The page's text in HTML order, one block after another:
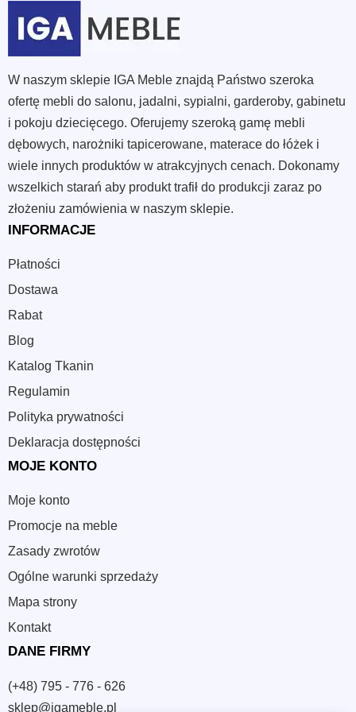
Lekka linia
pomaga optycznie odciążyć kuchnię, jadalnię
lub salon.
Wyprofilowane siedzisko
posiłków i rozmów przy stole.
Neutralny stylpasuje do wnętrz skandynawskich,
japandi, nowoczesnych i klasycznych.
Łatwa aranżacjapozwala zestawiać krzesła z drewnem,
jasnymi ścianami i spokojnymi tkaninami.
Jak wybrać Krzesła skandynawskie?
Najpierw dopasuj krzesło do stołu, nie tylko do koloru wnętrza.
przeszkadzać przy wsuwaniu mebla pod blat.
Zwróć uwagę na podstawę
Myśl zestawem
oświetleniem i przechowywaniem.
Krzesła skandynawskie wybiera się dla spokoju formy, wygody
i łatwego komponowania wnętrza. Przejrzyj dostępne kategorie,
domu.
W naszym sklepie IGA Meble znajdą Państwo szeroka
ofertę mebli do salonu, jadalni, sypialni, garderoby, gabinetu
i pokoju dziecięcego. Oferujemy szeroką gamę mebli
dębowych, narożniki tapicerowane, materace do łóżek i
wiele innych produktów w atrakcyjnych cenach. Dokonamy
wszelkich starań aby produkt trafił do produkcji zaraz po
złożeniu zamówienia w naszym sklepie.
INFORMACJE
Płatności
Dostawa
Rabat
Blog
Katalog Tkanin
Regulamin
Polityka prywatności
Deklaracja dostępności
MOJE KONTO
Moje konto
Promocje na meble
Zasady zwrotów
Ogólne warunki sprzedaży
Mapa strony
Kontakt
DANE FIRMY
(+48) 795 - 776 - 626
sklep@igameble.pl